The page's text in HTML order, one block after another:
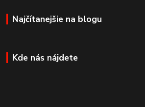
Najčítanejšie na blogu
Kde nás nájdete